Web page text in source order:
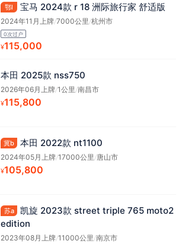
鄂l 宝马 2024款 r 18 洲际旅行家 舒适版
2024年11月上牌/7000公里/杭州市
0次过户
¥115,000
本田 2025款 nss750
2026年06月上牌/1公里/南昌市
¥115,800
冀b 本田 2022款 nt1100
2024年05月上牌/17000公里/唐山市
¥105,800
苏a
凯旋 2023款 street triple 765 moto2
edition
2023年08月上牌/11000公里/南京市